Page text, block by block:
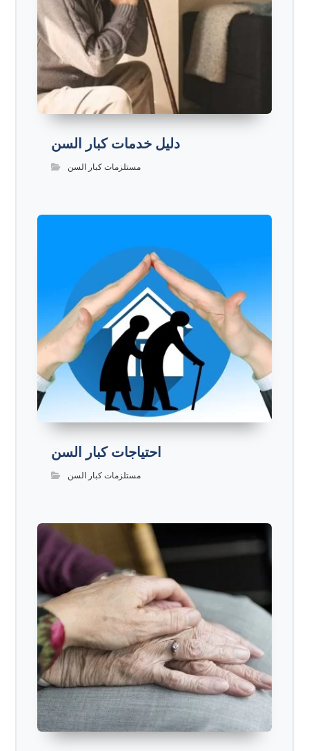
دليل خدمات كبار السن
مستلزمات كبار السن
احتياجات كبار السن
مستلزمات كبار السن